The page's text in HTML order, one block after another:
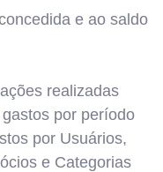
e ao saldo
realizadas
por período
por Usuários,
e Categorias